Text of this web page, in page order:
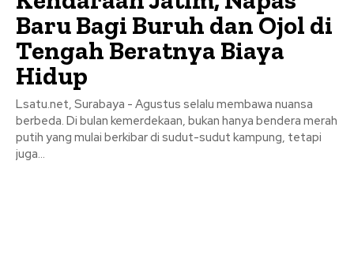
Baru Bagi Buruh dan Ojol di
Tengah Beratnya Biaya
Hidup
Lsatu.net, Surabaya - Agustus selalu membawa nuansa
berbeda. Di bulan kemerdekaan, bukan hanya bendera merah
putih yang mulai berkibar di sudut-sudut kampung, tetapi
juga...